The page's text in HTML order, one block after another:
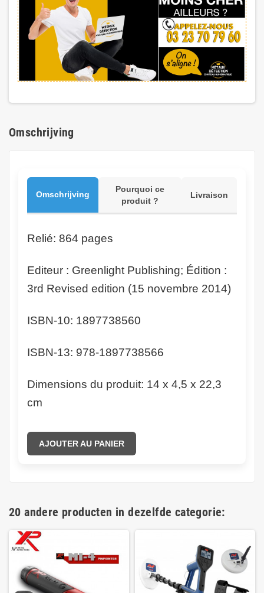
Omschrijving
Omschrijving
Pourquoi ce
produit ?
Livraison
Relié: 864 pages
Editeur : Greenlight Publishing; Édition :
3rd Revised edition (15 novembre 2014)
ISBN-10: 1897738560
ISBN-13: 978-1897738566
Dimensions du produit: 14 x 4,5 x 22,3
cm
AJOUTER AU PANIER
20 andere producten in dezelfde categorie: